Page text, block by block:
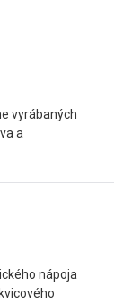
vyrábaných
a
nápoja